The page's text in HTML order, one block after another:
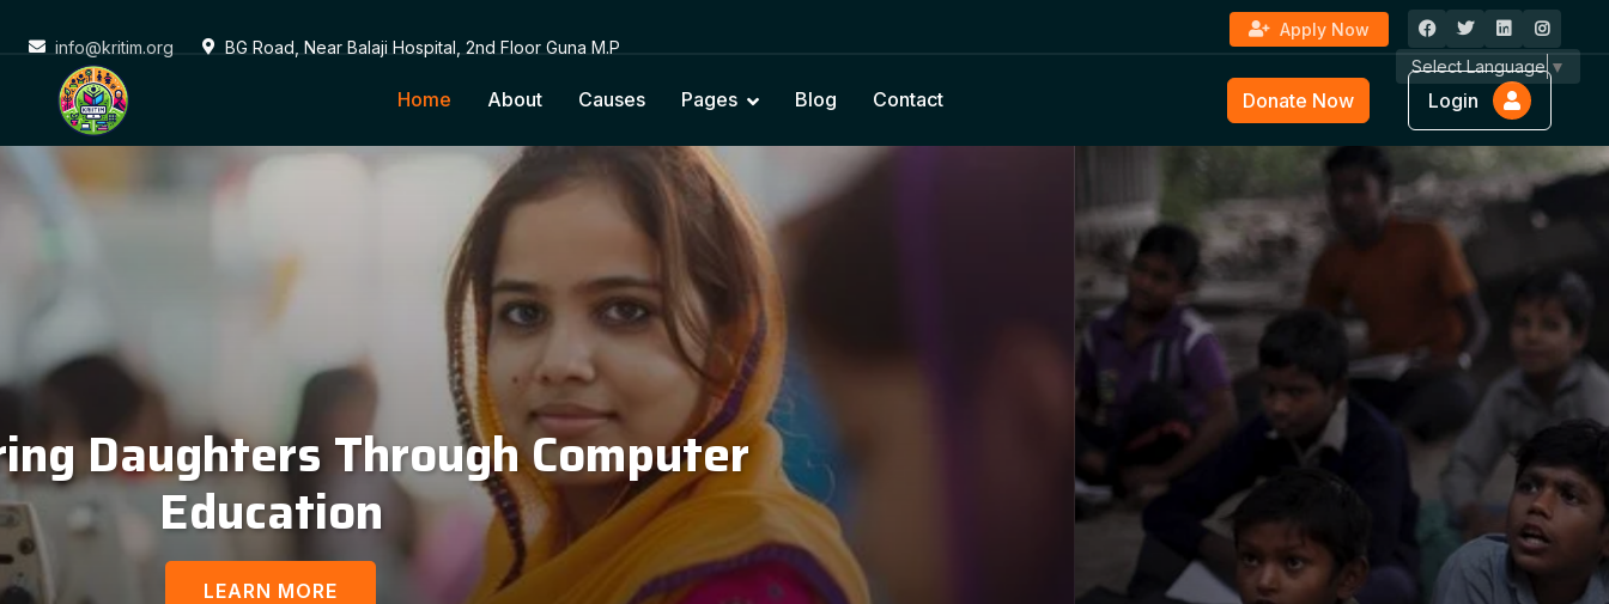
info@kritim.org BG Road, Near Balaji Hospital, 2nd Floor Guna M.P
Apply Now
Select Language ▼
Home About Causes Pages Blog Contact Donate Now Login
Connecting Education with Nature &
Cultural Values
LEARN MORE